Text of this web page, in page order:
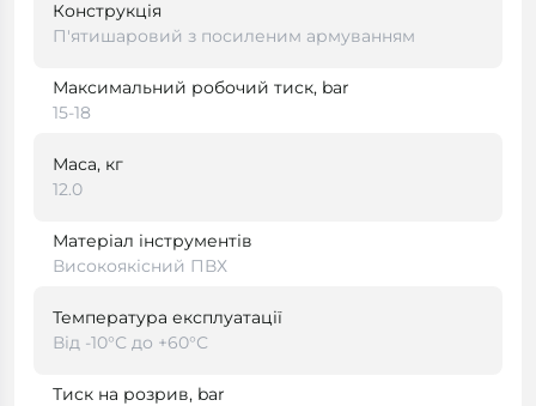
Конструкція
П'ятишаровий з посиленим армуванням
Максимальний робочий тиск, bar
15-18
Маса, кг
12.0
Матеріал інструментів
Високоякісний ПВХ
Температура експлуатації
Від -10°С до +60°С
Тиск на розрив, bar